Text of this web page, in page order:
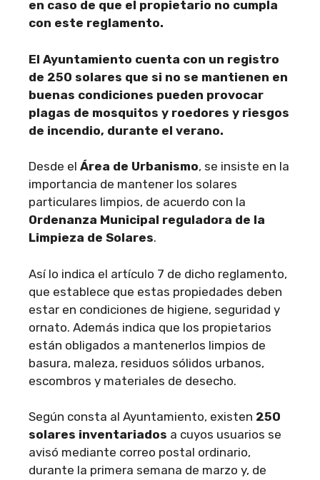
en caso de que el propietario no cumpla
con este reglamento.
El Ayuntamiento cuenta con un registro
de 250 solares que si no se mantienen en
buenas condiciones pueden provocar
plagas de mosquitos y roedores y riesgos
de incendio, durante el verano.
Desde el Área de Urbanismo, se insiste en la
importancia de mantener los solares
particulares limpios, de acuerdo con la
Ordenanza Municipal reguladora de la
Limpieza de Solares.
Así lo indica el artículo 7 de dicho reglamento,
que establece que estas propiedades deben
estar en condiciones de higiene, seguridad y
ornato. Además indica que los propietarios
están obligados a mantenerlos limpios de
basura, maleza, residuos sólidos urbanos,
escombros y materiales de desecho.
Según consta al Ayuntamiento, existen 250
solares inventariados a cuyos usuarios se
avisó mediante correo postal ordinario,
durante la primera semana de marzo y, de